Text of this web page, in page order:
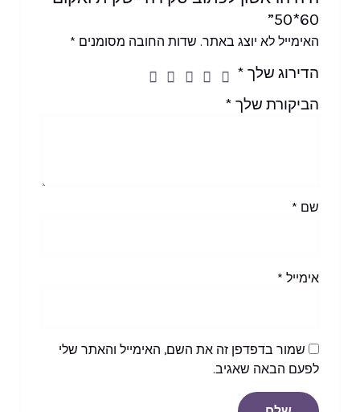
60*50”
האימייל לא יוצג באתר. שדות החובה מסומנים *
הדירוג שלך *
הביקורת שלך *
שם *
אימייל *
שמור בדפדפן זה את השם, האימייל והאתר שלי
לפעם הבאה שאגיב.